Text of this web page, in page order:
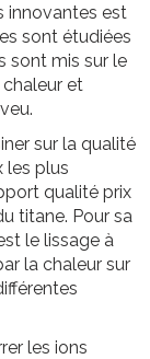
innovantes est
sont étudiées
sont mis sur le
et
sur la qualité
les plus
qualité prix
titane. Pour sa
le lissage à
la chaleur sur
les ions